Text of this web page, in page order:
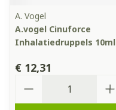
A. Vogel
A.vogel Cinuforce
Inhalatiedruppels 10ml
€ 12,31